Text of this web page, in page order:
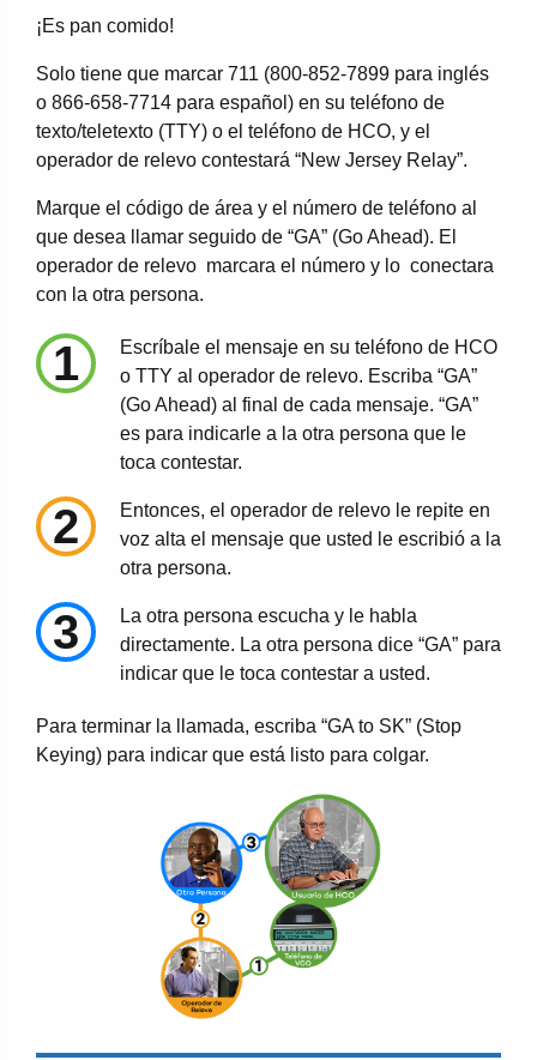
¡Es pan comido!
Solo tiene que marcar 711 (800-852-7899 para inglés
o 866-658-7714 para español) en su teléfono de
texto/teletexto (TTY) o el teléfono de HCO, y el
operador de relevo contestará “New Jersey Relay”.
Marque el código de área y el número de teléfono al
que desea llamar seguido de “GA” (Go Ahead). El
operador de relevo marcara el número y lo conectara
con la otra persona.
1
Escríbale el mensaje en su teléfono de HCO
o TTY al operador de relevo. Escriba “GA”
(Go Ahead) al final de cada mensaje. “GA”
es para indicarle a la otra persona que le
toca contestar.
2
Entonces, el operador de relevo le repite en
voz alta el mensaje que usted le escribió a la
otra persona.
3
La otra persona escucha y le habla
directamente. La otra persona dice “GA” para
indicar que le toca contestar a usted.
Para terminar la llamada, escriba “GA to SK” (Stop
Keying) para indicar que está listo para colgar.